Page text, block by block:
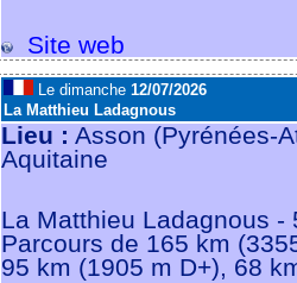
Site web
Le dimanche 12/07/2026
La Matthieu Ladagnous
Lieu : Asson
Aquitaine
La Matthieu Ladagnous -
Parcours de 165 km
95 km (1905 m D+), 68